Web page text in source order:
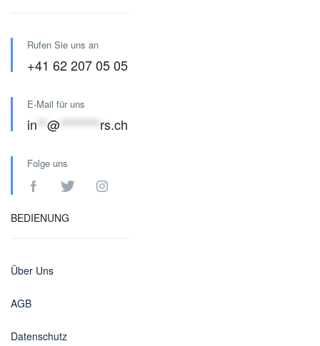
Rufen Sie uns an
+41 62 207 05 05
E-Mail für uns
in @ ******** rs.ch
Folge uns
BEDIENUNG
Über Uns
AGB
Datenschutz